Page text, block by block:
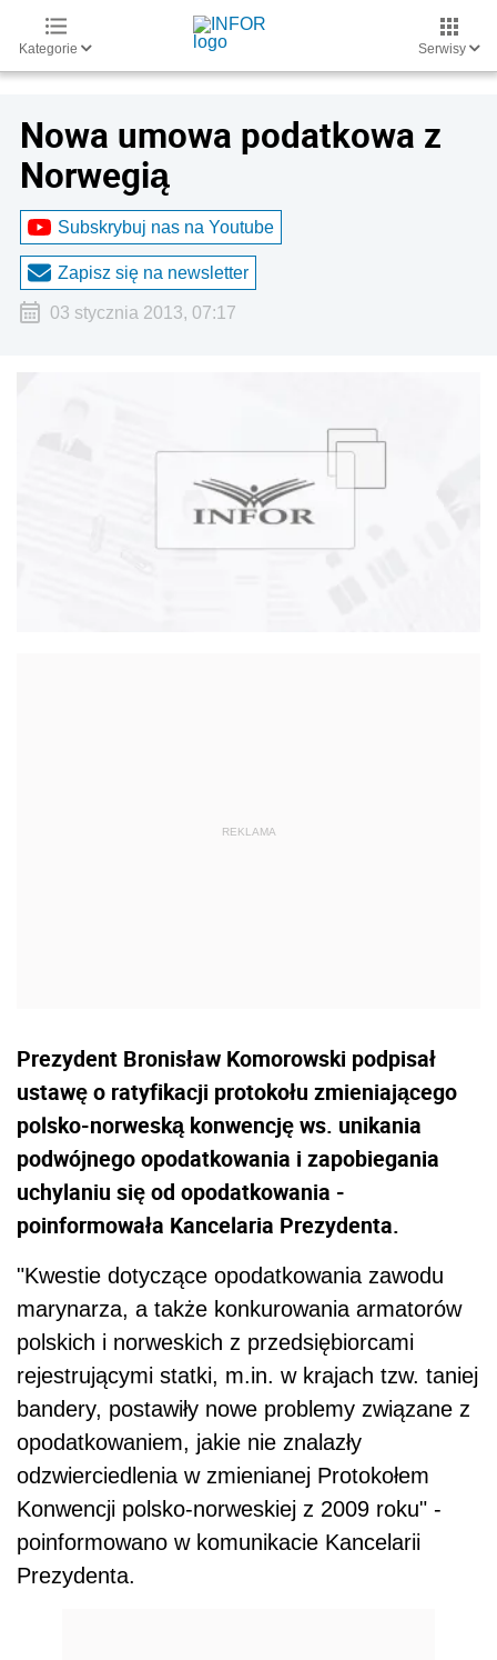
Kategorie Serwisy
Nowa umowa podatkowa z
Norwegią
Subskrybuj nas na Youtube
Zapisz się na newsletter
03 stycznia 2013, 07:17
Prezydent Bronisław Komorowski podpisał
ustawę o ratyfikacji protokołu zmieniającego
polsko-norweską konwencję ws. unikania
podwójnego opodatkowania i zapobiegania
uchylaniu się od opodatkowania -
poinformowała Kancelaria Prezydenta.
"Kwestie dotyczące opodatkowania zawodu
marynarza, a także konkurowania armatorów
polskich i norweskich z przedsiębiorcami
rejestrującymi statki, m.in. w krajach tzw. taniej
bandery, postawiły nowe problemy związane z
opodatkowaniem, jakie nie znalazły
odzwierciedlenia w zmienianej Protokołem
Konwencji polsko-norweskiej z 2009 roku" -
poinformowano w komunikacie Kancelarii
Prezydenta.